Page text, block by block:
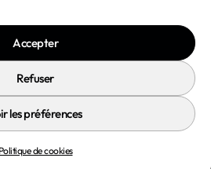
Accepter
Refuser
les préférences
Politique de cookies
de cookies
- Tous droits réservés